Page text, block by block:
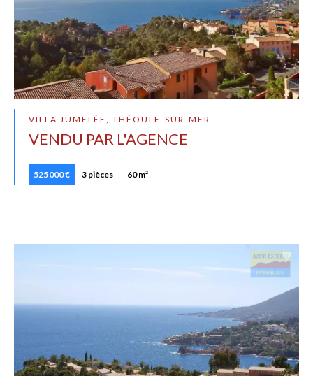
VILLA JUMELÉE, THÉOULE-SUR-MER
VENDU PAR L'AGENCE
525 000 € 3 pièces 60 m²